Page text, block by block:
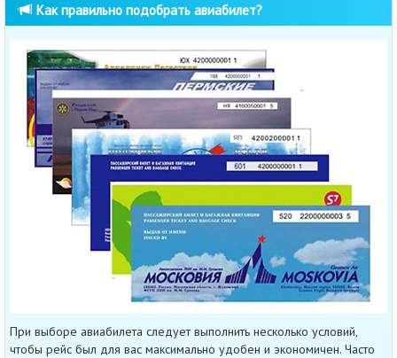
Как правильно подобрать авиабилет?
При выборе авиабилета следует выполнить несколько условий,
чтобы рейс был для вас максимально удобен и экономичен. Часто